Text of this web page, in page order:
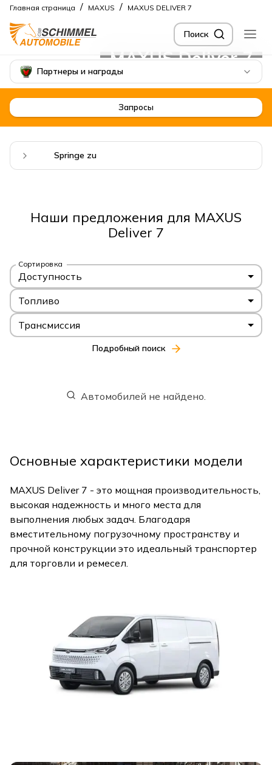
Главная страница / MAXUS / MAXUS DELIVER 7
Поиск
MAXUS Deliver 7
Партнеры и награды
Запросы
Springe zu
Наши предложения для MAXUS
Deliver 7
Сортировка
Доступность
Топливо
Трансмиссия
Подробный поиск
Автомобилей не найдено.
Основные характеристики модели
MAXUS Deliver 7 - это мощная производительность,
высокая надежность и много места для
выполнения любых задач. Благодаря
вместительному погрузочному пространству и
прочной конструкции это идеальный транспортер
для торговли и ремесел.